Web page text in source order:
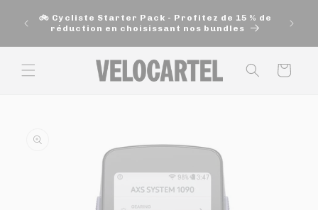
passer
au
🚲 Cycliste Starter Pack - Profitez de 15 % de
réduction en choisissant nos bundles
200$
Panier
produits